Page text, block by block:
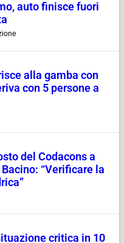
auto finisce fuori
alla gamba con
con 5 persone a
del Codacons a
“Verificare la
critica in 10